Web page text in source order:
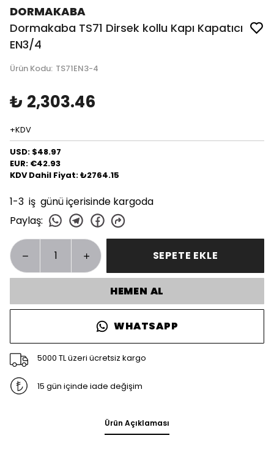
DORMAKABA
Dormakaba TS71 Dirsek kollu Kapı Kapatıcı
EN3/4
Ürün Kodu: TS71EN3-4
₺ 2,303.46
+KDV
USD: $48.97
EUR: €42.93
KDV Dahil Fiyat: ₺2764.15
1-3 iş günü içerisinde kargoda
Paylaş:
SEPETE EKLE
HEMEN AL
WHATSAPP
5000 TL üzeri ücretsiz kargo
15 gün içinde iade değişim
Ürün Açıklaması